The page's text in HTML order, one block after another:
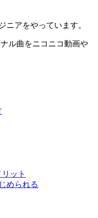
ニアをやっています。
ル曲をニコニコ動画や
ット
められる